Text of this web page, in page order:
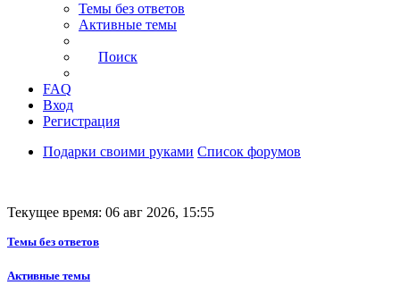
Темы без ответов
Активные темы
Поиск
FAQ
Вход
Регистрация
Подарки своими руками Список форумов
Текущее время: 06 авг 2026, 15:55
Темы без ответов
Активные темы